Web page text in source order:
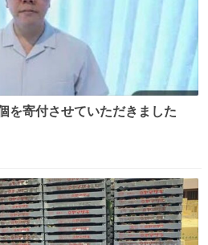
1万個を寄付させていただきました